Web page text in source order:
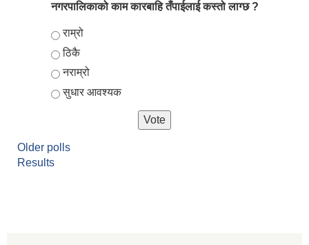
नगरपालिकाको काम कारबाहि तँपाईलाई कस्तो लाग्छ ?
Choices
राम्रो
ठिकै
नराम्रो
सुधार आवश्यक
Older polls
Results